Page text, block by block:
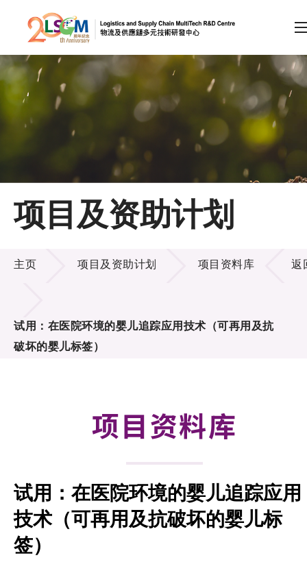
跳到内容（按回车键）
会员登录
A A EN 繁 简
主页
关于LSCM
技术商品化
合作计划
征求研发项目计划书
项目伙伴
活动及消息
科技分享
项目及资助计划
项目及资助计划
主页 项目及资助计划 项目资料库
试用：在医院环境的婴儿追踪应用技术（可再用及抗
破坏的婴儿标签）
返
项目资料库
试用：在医院环境的婴儿追踪应用
技术（可再用及抗破坏的婴儿标
签）